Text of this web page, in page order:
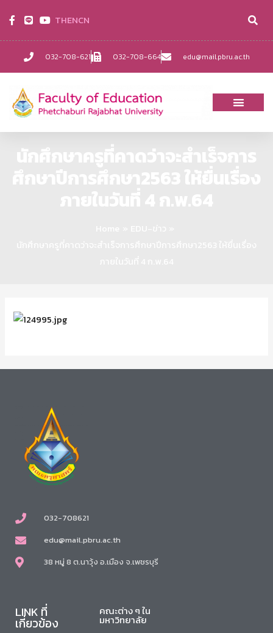
032-708-621 032-708-664 edu@mail.pbru.ac.th
THENCN
032-708621
edu@mail.pbru.ac.th
38 หมู่ 8 ต.นาวุ้ง อ.เมือง จ.เพชรบุรี
LINK ที่
เกี่ยวข้อง
คณะต่าง ๆ ใน
มหาวิทยาลัย